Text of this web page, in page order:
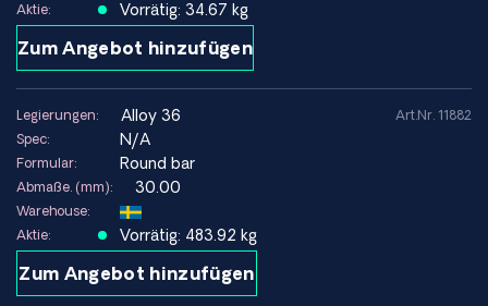
Aktie:
Vorrätig: 34.67 kg
Zum Angebot hinzufügen
Legierungen: alloy 36
Spec: N/A
Formular: Round bar
Abmaße. (mm): 30.00
Warehouse:
Aktie:
Vorrätig: 483.92 kg
Zum Angebot hinzufügen
Art.Nr. 11882